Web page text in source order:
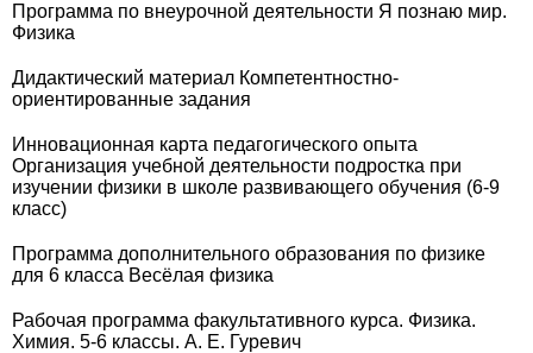
Программа по внеурочной деятельности Я познаю мир.
Физика
Дидактический материал Компетентностно-
ориентированные задания
Инновационная карта педагогического опыта
Организация учебной деятельности подростка при
изучении физики в школе развивающего обучения (6-9
класс)
Программа дополнительного образования по физике
для 6 класса Весёлая физика
Рабочая программа факультативного курса. Физика.
Химия. 5-6 классы. А. Е. Гуревич